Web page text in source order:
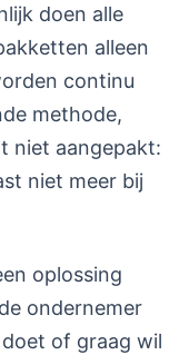
doen alle
alleen
continu
methode,
niet aangepakt:
niet meer bij
oplossing
ondernemer
of graag wil